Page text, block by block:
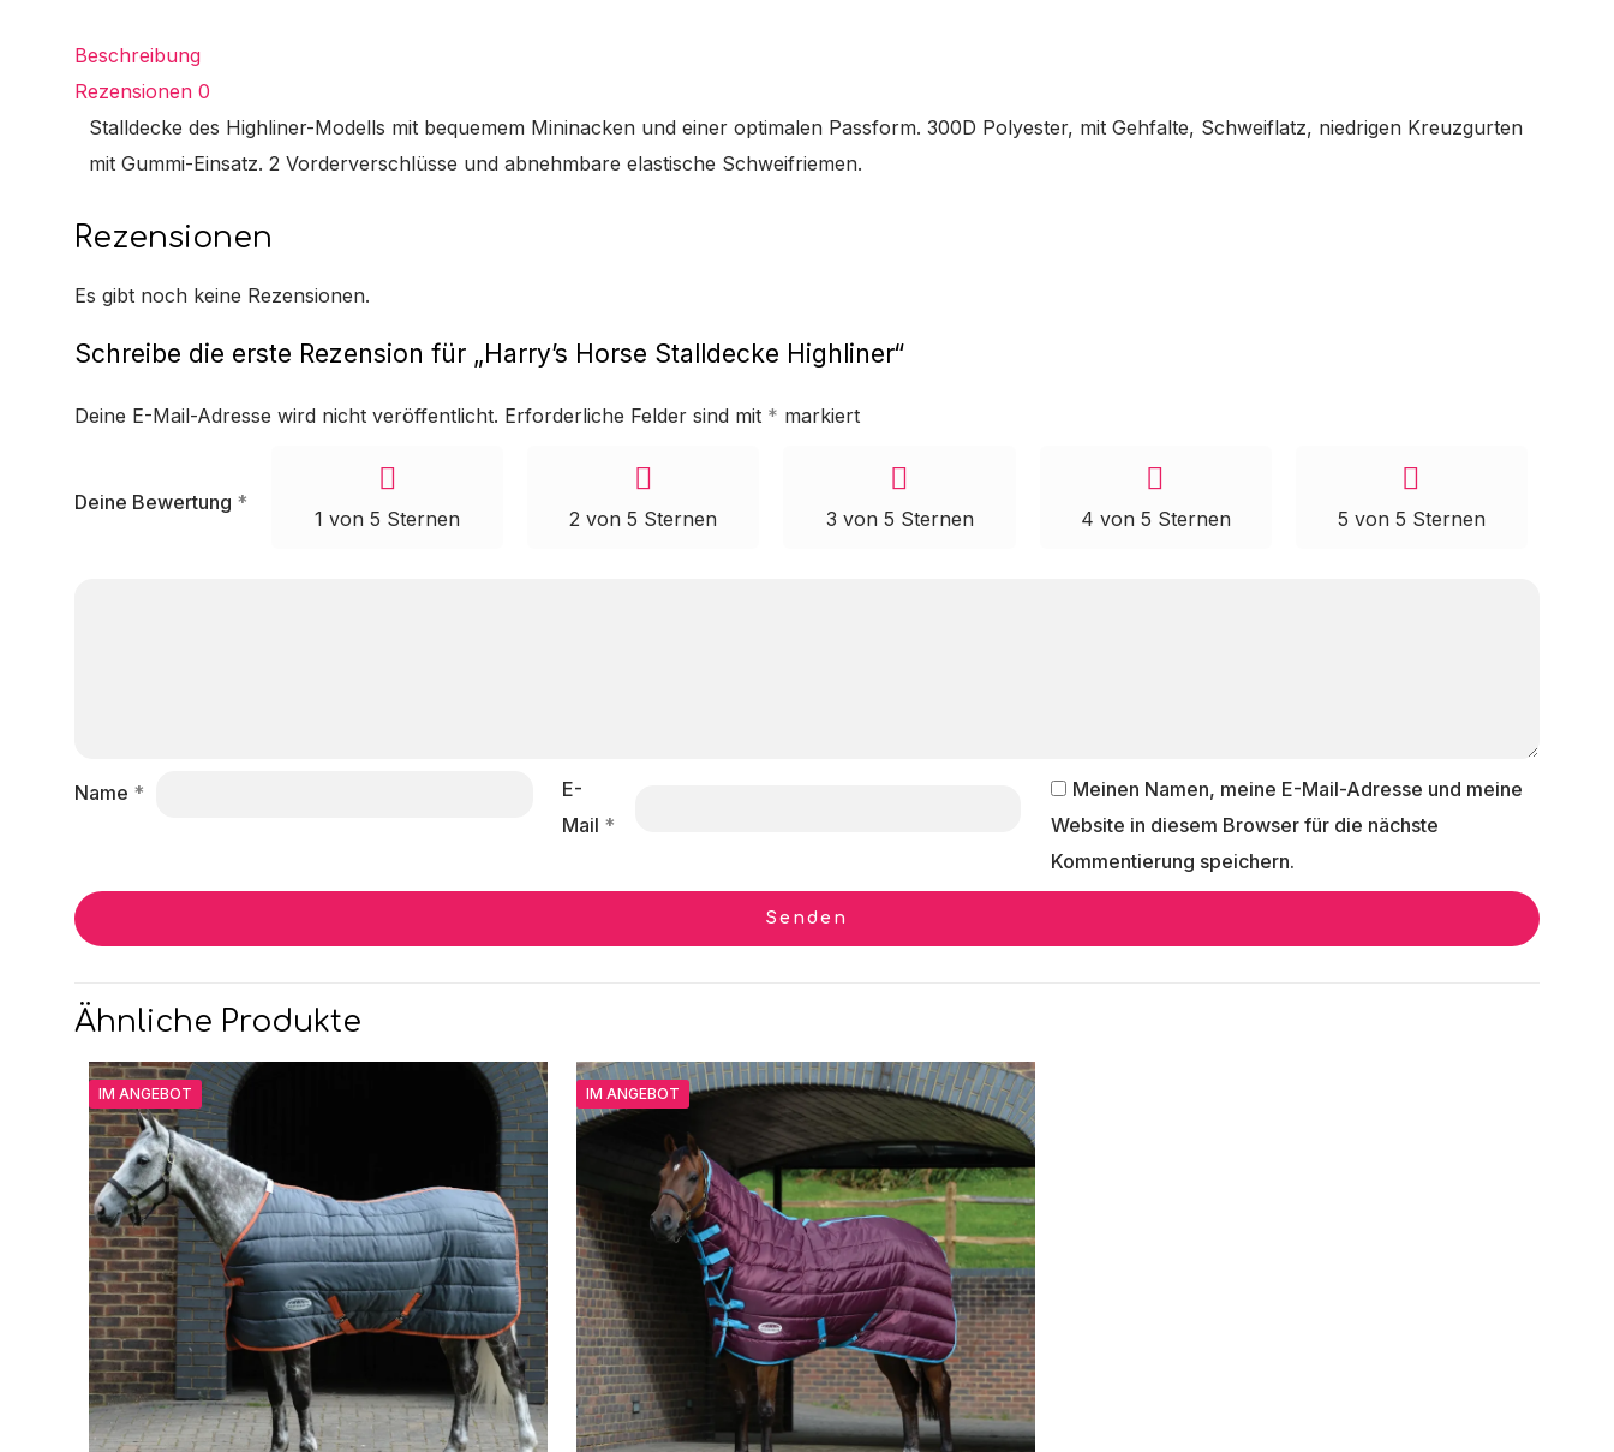
Beschreibung
Rezensionen 0
Stalldecke des Highliner-Modells mit bequemem Mininacken und einer optimalen Passform. 300D Polyester, mit Gehfalte, Schweiflatz, niedrigen Kreuzgurten
mit Gummi-Einsatz. 2 Vorderverschlüsse und abnehmbare elastische Schweifriemen.
Rezensionen
Es gibt noch keine Rezensionen.
Schreibe die erste Rezension für „Harry’s Horse Stalldecke Highliner“
Deine E-Mail-Adresse wird nicht veröffentlicht. Erforderliche Felder sind mit * markiert
Deine Bewertung *
1 von 5 Sternen 2 von 5 Sternen 3 von 5 Sternen 4 von 5 Sternen 5 von 5 Sternen
Name *
E-
Mail *
Meinen Namen, meine E-Mail-Adresse und meine
Website in diesem Browser für die nächste
Kommentierung speichern.
Ähnliche Produkte
IM ANGEBOT IM ANGEBOT